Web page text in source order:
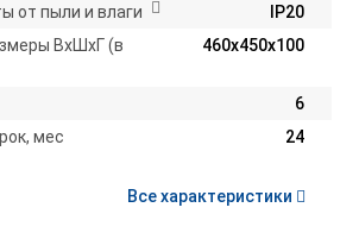
от пыли и влаги
IP20
ВхШхГ (в
460х450х100
6
мес
24
Все характеристики